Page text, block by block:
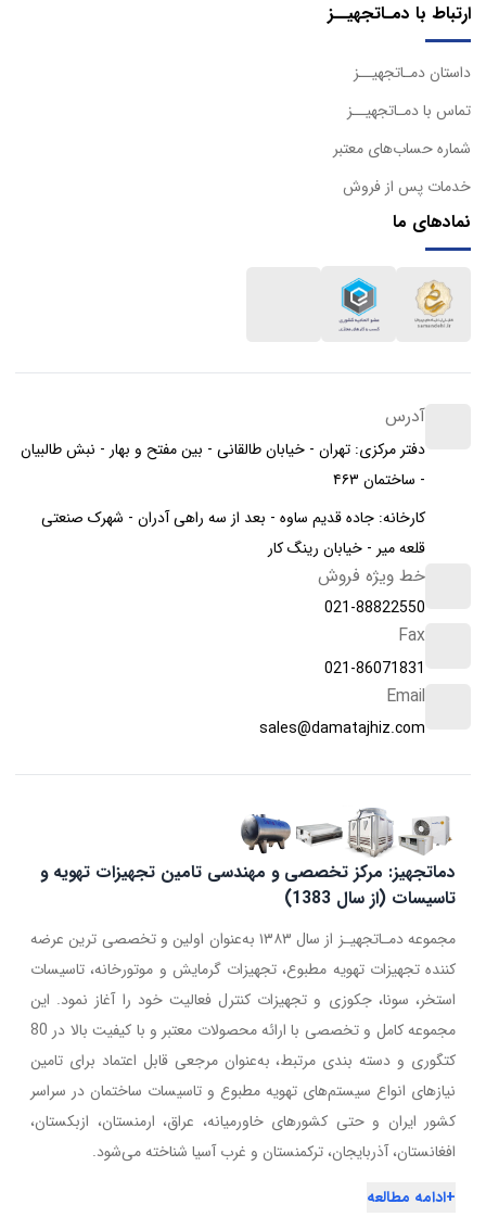
ارتباط با دمـاتجهیــز
داستان دمـاتجهیــز
تماس با دمـاتجهیــز
شماره حساب‌های معتبر
خدمات پس از فروش
نمادهای ما
آدرس
دفتر مرکزی: تهران - خیابان طالقانی - بین مفتح و بهار - نبش طالبیان
- ساختمان ۴۶۳
کارخانه: جاده قدیم ساوه - بعد از سه راهی آدران - شهرک صنعتی
قلعه میر - خیابان رینگ کار
خط ویژه فروش
021-88822550
Fax
021-86071831
Email
sales@damatajhiz.com
دماتجهیز: مرکز تخصصی و مهندسی تامین تجهیزات تهویه و
تاسیسات (از سال 1383)
مجموعه دمـاتجهیـز از سال ۱۳۸۳ به‌عنوان اولین و تخصصی ترین عرضه
کننده تجهیزات تهویه مطبوع، تجهیزات گرمایش و موتورخانه، تاسیسات
استخر، سونا، جکوزی و تجهیزات کنترل فعالیت خود را آغاز نمود. این
مجموعه کامل و تخصصی با ارائه محصولات معتبر و با کیفیت بالا در 80
کتگوری و دسته بندی مرتبط، به‌عنوان مرجعی قابل اعتماد برای تامین
نیازهای انواع سیستم‌های تهویه مطبوع و تاسیسات ساختمان در سراسر
کشور ایران و حتی کشورهای خاورمیانه، عراق، ارمنستان، ازبکستان،
افغانستان، آذربایجان، ترکمنستان و غرب آسیا شناخته می‌شود.
+ادامه مطالعه